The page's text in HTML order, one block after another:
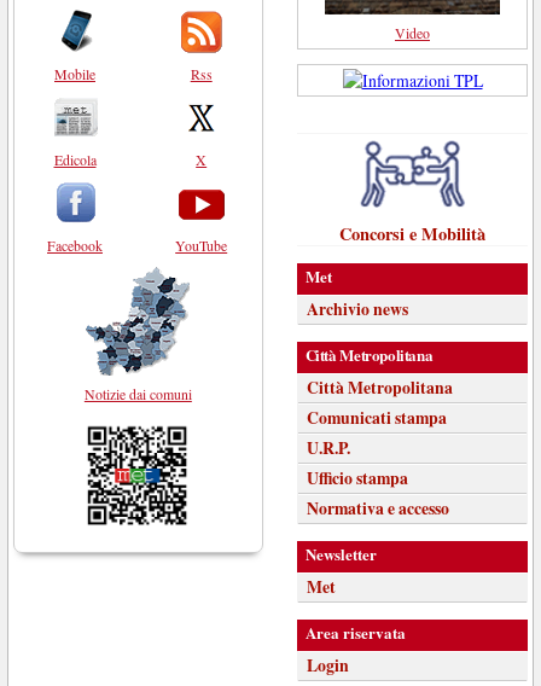
Mobile
Edicola
Facebook
Rss
X
YouTube
Notizie dai comuni
Video
Concorsi e Mobilità
Met
Archivio news
Città Metropolitana
Città Metropolitana
Comunicati stampa
U.R.P.
Ufficio stampa
Normativa e accesso
Newsletter
Met
Area riservata
Login